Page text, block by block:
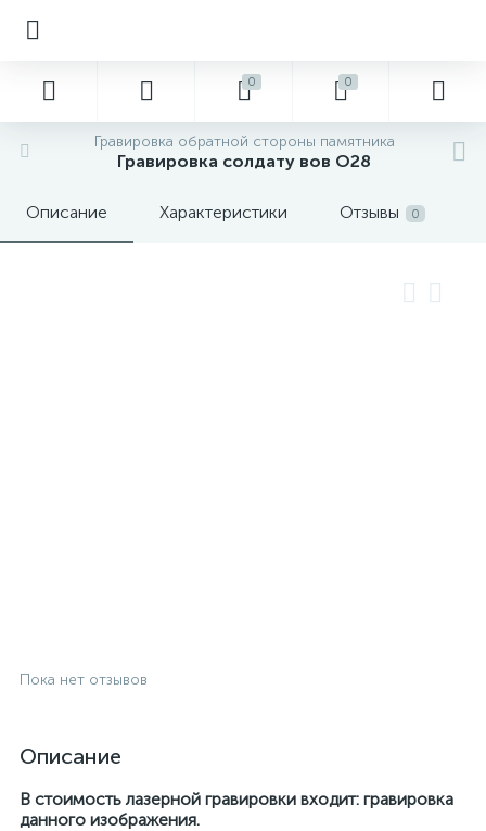
0 0
Гравировка обратной стороны памятника
Гравировка солдату вов О28
Описание Характеристики Отзывы 0
Пока нет отзывов
Описание
В стоимость лазерной гравировки входит: гравировка
данного изображения.